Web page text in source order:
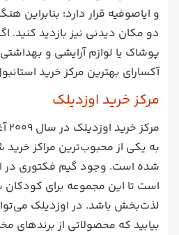
و ایاصوفیه قرار دارد؛ بنابراین
دو مکان دیدنی نیز بازدید کنید.
پوشاک یا لوازم آرایشی و
آکسارای بهترین مرکز خرید
مرکز خرید اوزدیلک
به یکی از محبوب‌‌ترین مراکز خرید
شده است. وجود گیم فکتوری در
است تا این مجموعه برای کودکان
بیابید که محصولاتی از برندهای